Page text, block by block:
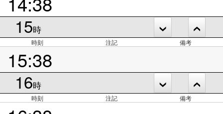
15時
時刻 注記 備考
15:38
16時
時刻 注記 備考